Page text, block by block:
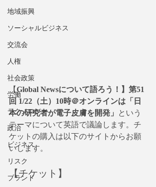
地域振興
ソーシャルビジネス
交流会
人権
社会政策
労働
テクノロジー
政治
ビジネス
リスク
ブランド
【Global Newsについて語ろう！】第51
回 1/22（土）10時＠オンラインは「日
本の研究者が電子皮膚を開発」
という
テーマについて英語で議論します。チ
ケットの購入は以下のサイトからお願
いします。
【チケット】